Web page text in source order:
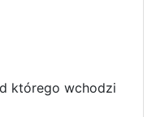
którego wchodzi